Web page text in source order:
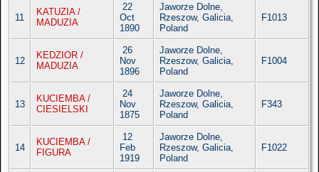
11
KATUZIA /
MADUZIA
22
Oct
1890
Jaworze Dolne,
Rzeszow, Galicia,
Poland
F1013
12
KEDZIOR /
MADUZIA
26
Nov
1896
Jaworze Dolne,
Rzeszow, Galicia,
Poland
F1004
13
KUCIEMBA /
CIESIELSKI
24
Nov
1875
Jaworze Dolne,
Rzeszow, Galicia,
Poland
F343
14
KUCIEMBA /
FIGURA
12
Feb
1919
Jaworze Dolne,
Rzeszow, Galicia,
Poland
F1022